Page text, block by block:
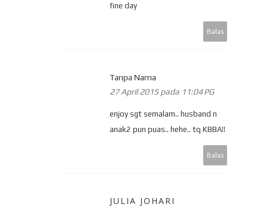
fine day
Balas
Tanpa Nama
27 April 2015 pada 11:04 PG
enjoy sgt semalam.. husband n
anak2 pun puas.. hehe.. tq KBBA!!
Balas
JULIA JOHARI